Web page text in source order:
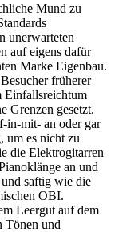
Mund zu
unerwarteten
auf eigens dafür
Marke Eigenbau.
früherer
Einfallsreichtum
Grenzen gesetzt.
in-mit- an oder gar
um es nicht zu
die Elektrogitarren
an und
saftig wie die
OBI.
Leergut auf dem
Tönen und